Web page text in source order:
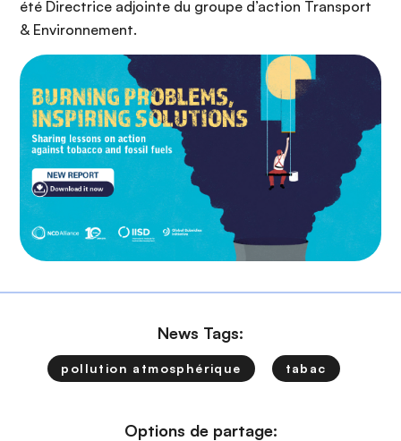
été Directrice adjointe du groupe d’action Transport
& Environnement.
News Tags:
pollution atmosphérique tabac
Options de partage: